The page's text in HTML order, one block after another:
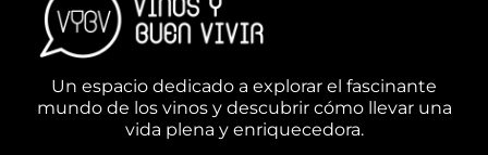
Un espacio dedicado a explorar el fascinante
mundo de los vinos y descubrir cómo llevar una
vida plena y enriquecedora.